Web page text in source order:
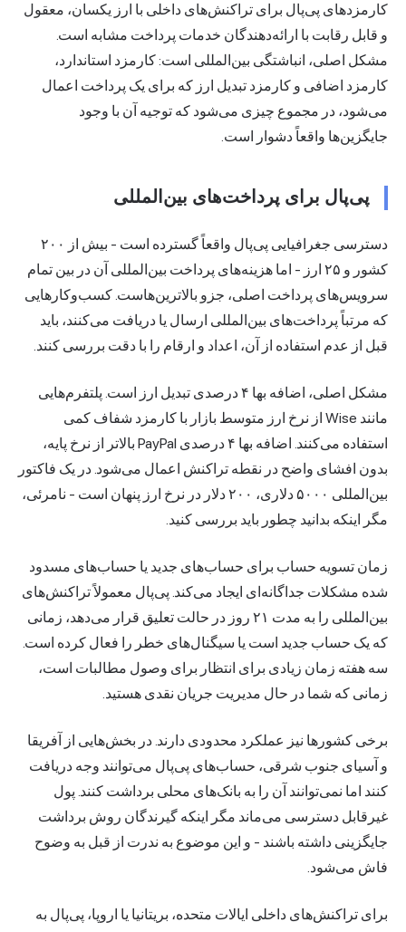
کارمزدهای پی‌پال برای تراکنش‌های داخلی با ارز یکسان، معقول
و قابل رقابت با ارائه‌دهندگان خدمات پرداخت مشابه است.
مشکل اصلی، انباشتگی بین‌المللی است: کارمزد استاندارد،
کارمزد اضافی و کارمزد تبدیل ارز که برای یک پرداخت اعمال
می‌شود، در مجموع چیزی می‌شود که توجیه آن با وجود
جایگزین‌ها واقعاً دشوار است.
پی‌پال برای پرداخت‌های بین‌المللی
دسترسی جغرافیایی پی‌پال واقعاً گسترده است - بیش از ۲۰۰
کشور و ۲۵ ارز - اما هزینه‌های پرداخت بین‌المللی آن در بین تمام
سرویس‌های پرداخت اصلی، جزو بالاترین‌هاست. کسب‌وکارهایی
که مرتباً پرداخت‌های بین‌المللی ارسال یا دریافت می‌کنند، باید
قبل از عدم استفاده از آن، اعداد و ارقام را با دقت بررسی کنند.
مشکل اصلی، اضافه بها ۴ درصدی تبدیل ارز است. پلتفرم‌هایی
مانند Wise از نرخ ارز متوسط بازار با کارمزد شفاف کمی
استفاده می‌کنند. اضافه بها ۴ درصدی PayPal بالاتر از نرخ پایه،
بدون افشای واضح در نقطه تراکنش اعمال می‌شود. در یک فاکتور
بین‌المللی ۵۰۰۰ دلاری، ۲۰۰ دلار در نرخ ارز پنهان است - نامرئی،
مگر اینکه بدانید چطور باید بررسی کنید.
زمان تسویه حساب برای حساب‌های جدید یا حساب‌های مسدود
شده مشکلات جداگانه‌ای ایجاد می‌کند. پی‌پال معمولاً تراکنش‌های
بین‌المللی را به مدت ۲۱ روز در حالت تعلیق قرار می‌دهد، زمانی
که یک حساب جدید است یا سیگنال‌های خطر را فعال کرده است.
سه هفته زمان زیادی برای انتظار برای وصول مطالبات است،
زمانی که شما در حال مدیریت جریان نقدی هستید.
برخی کشورها نیز عملکرد محدودی دارند. در بخش‌هایی از آفریقا
و آسیای جنوب شرقی، حساب‌های پی‌پال می‌توانند وجه دریافت
کنند اما نمی‌توانند آن را به بانک‌های محلی برداشت کنند. پول
غیرقابل دسترسی می‌ماند مگر اینکه گیرندگان روش برداشت
جایگزینی داشته باشند - و این موضوع به ندرت از قبل به وضوح
فاش می‌شود.
برای تراکنش‌های داخلی ایالات متحده، بریتانیا یا اروپا، پی‌پال به